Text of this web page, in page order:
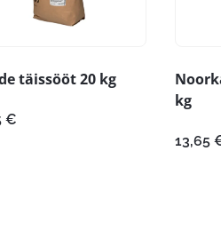
täissööt 20 kg
€
kg
13,65